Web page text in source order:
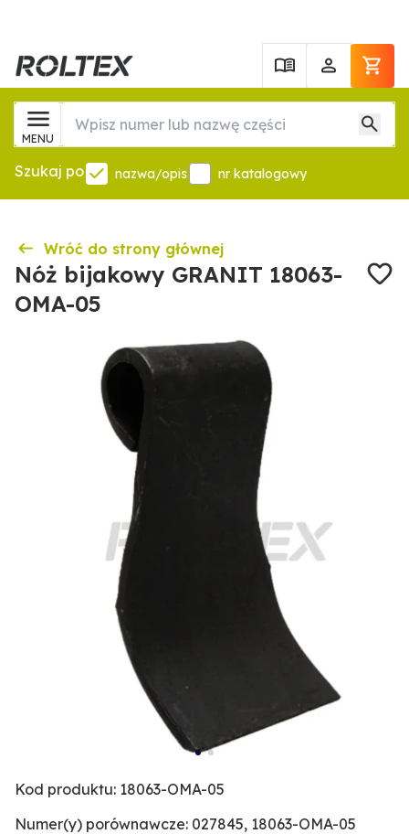
MENU
Szukaj po nazwa/opis nr katalogowy
Wróć do strony głównej
Nóż bijakowy GRANIT 18063-
OMA-05
Kod produktu: 18063-OMA-05
Numer(y) porównawcze: 027845, 18063-OMA-05